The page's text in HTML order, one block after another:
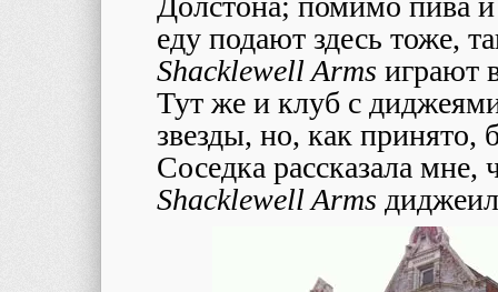
еду подают здесь тоже,
Shacklewell Arms играют
Тут же и клуб с
звезды, но, как принято,
Соседка рассказала мне,
Shacklewell Arms